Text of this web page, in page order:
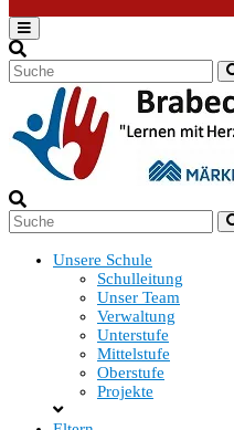
content
Unsere Schule
Schulleitung
Unser Team
Verwaltung
Unterstufe
Mittelstufe
Oberstufe
Projekte